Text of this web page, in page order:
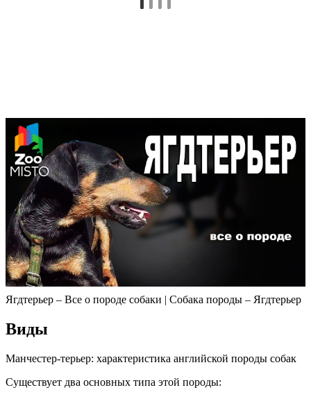
Ягдтерьер – Все о породе собаки | Собака породы – Ягдтерьер
Виды
Манчестер-терьер: характеристика английской породы собак
Существует два основных типа этой породы: